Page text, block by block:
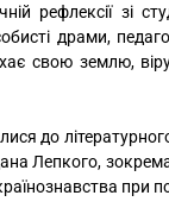
рефлексії зі
драми,
свою землю,
до
Лепкого,
при